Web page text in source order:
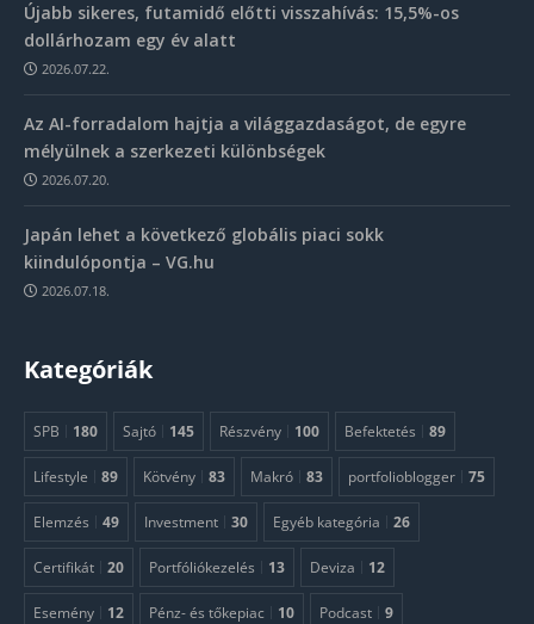
Újabb sikeres, futamidő előtti visszahívás: 15,5%-os
dollárhozam egy év alatt
2026.07.22.
Az AI-forradalom hajtja a világgazdaságot, de egyre
mélyülnek a szerkezeti különbségek
2026.07.20.
Japán lehet a következő globális piaci sokk
kiindulópontja – VG.hu
2026.07.18.
Kategóriák
SPB 180 Sajtó 145 Részvény 100 Befektetés 89
Lifestyle 89 Kötvény 83 Makró 83 portfolioblogger 75
Elemzés 49 Investment 30 Egyéb kategória 26
Certifikát 20 Portfóliókezelés 13 Deviza 12
Esemény 12 Pénz- és tőkepiac 10 Podcast 9